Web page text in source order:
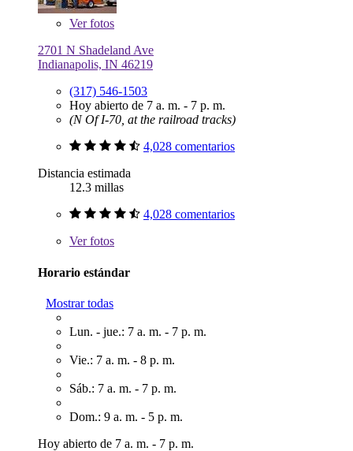
Verfotos
2701 N Shadeland Ave
Indianapolis, IN 46219
(317) 546-1503
Hoy abierto de 7 a. m. - 7 p. m.
(N Of I-70, at the railroad tracks)
4,028 comentarios
Distancia estimada
12.3 millas
4,028 comentarios
Verfotos
Horario estándar
Mostrar todas
Lun. - jue.: 7 a. m. - 7 p. m.
Vie.: 7 a. m. - 8 p. m.
Sáb.: 7 a. m. - 7 p. m.
Dom.: 9 a. m. - 5 p. m.
Hoy abierto de 7 a. m. - 7 p. m.